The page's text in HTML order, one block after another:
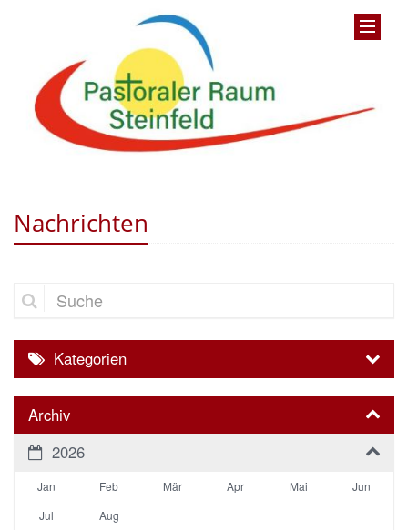
Nachrichten
Suche
Kategorien
Archiv
2026
Jan Feb Mär Apr Mai
Jun
Jul
Aug